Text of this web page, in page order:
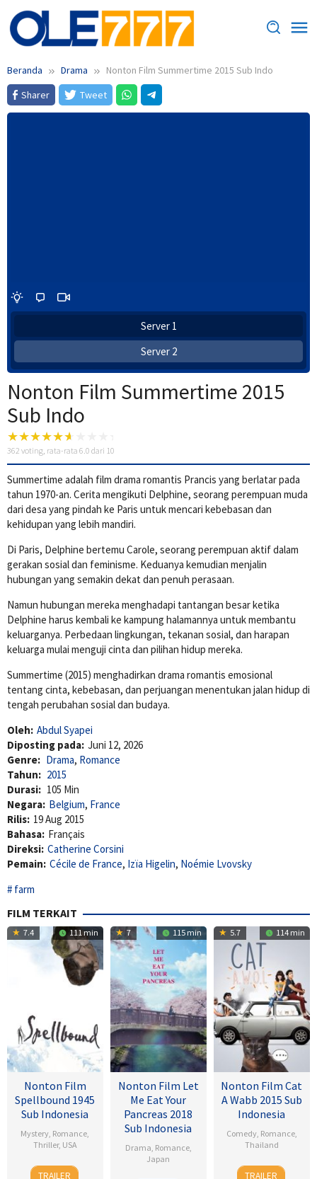
Loncat
ke
konten
Beranda Drama
Nonton Film Summertime 2015 Sub Indo
Sharer
Tweet
Server 1
Server 2
Nonton Film Summertime 2015
Sub Indo
362 voting, rata-rata 6.0 dari 10
Summertime adalah film drama romantis Prancis yang berlatar pada
tahun 1970-an. Cerita mengikuti Delphine, seorang perempuan muda
dari desa yang pindah ke Paris untuk mencari kebebasan dan
kehidupan yang lebih mandiri.
Di Paris, Delphine bertemu Carole, seorang perempuan aktif dalam
gerakan sosial dan feminisme. Keduanya kemudian menjalin
hubungan yang semakin dekat dan penuh perasaan.
Namun hubungan mereka menghadapi tantangan besar ketika
Delphine harus kembali ke kampung halamannya untuk membantu
keluarganya. Perbedaan lingkungan, tekanan sosial, dan harapan
keluarga mulai menguji cinta dan pilihan hidup mereka.
Summertime (2015) menghadirkan drama romantis emosional
tentang cinta, kebebasan, dan perjuangan menentukan jalan hidup di
tengah perubahan sosial dan budaya.
Oleh: Abdul Syapei
Diposting pada: Juni 12, 2026
Genre: Drama, Romance
Tahun: 2015
Durasi: 105 Min
Negara: Belgium, France
Rilis: 19 Aug 2015
Bahasa: Français
Direksi: Catherine Corsini
Pemain: Cécile de France, Izïa Higelin, Noémie Lvovsky
farm
FILM TERKAIT
7.4 111 min
Nonton Film
Spellbound 1945
Sub Indonesia
Mystery, Romance,
Thriller, USA
8
Alfred
TRAILER
7 115 min
Nonton Film Let
Me Eat Your
Pancreas 2018
Sub Indonesia
Drama, Romance,
Japan
5.7 114 min
Nonton Film Cat
A Wabb 2015 Sub
Indonesia
Comedy, Romance,
Thailand
4
Nareubadee
TRAILER